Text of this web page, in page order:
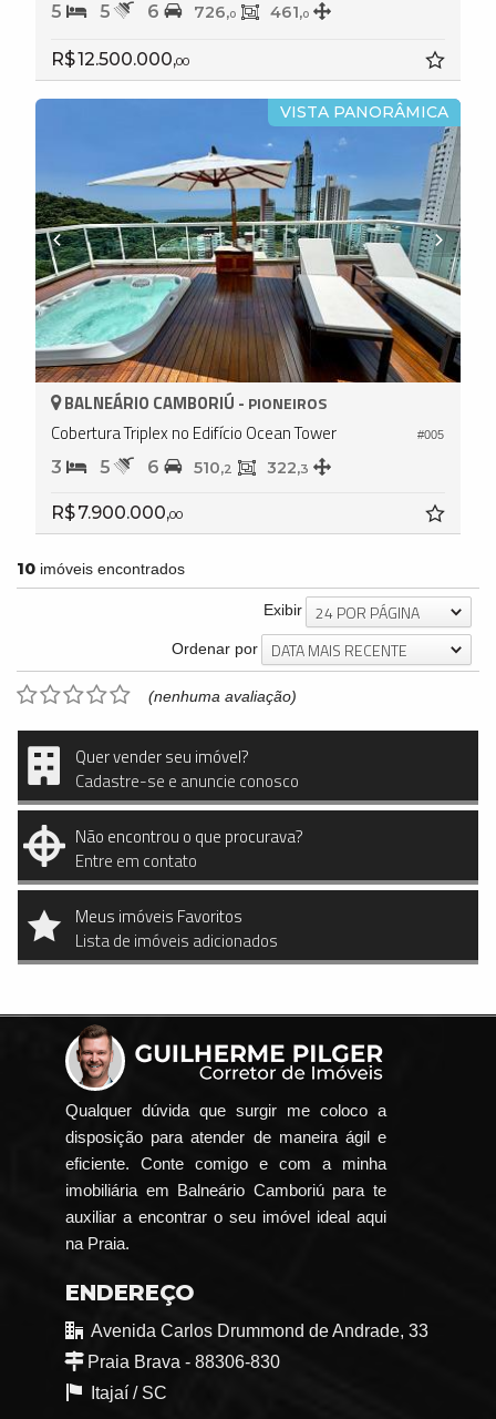
5 5 6 726,0 461,0
R$ 12.500.000,00
VISTA PANORÂMICA
#005
BALNEÁRIO CAMBORIÚ - PIONEIROS
Cobertura Triplex no Edifício Ocean Tower
3 5 6 510,2 322,3
R$ 7.900.000,00
10 imóveis encontrados
Exibir 24 POR PÁGINA
Ordenar por DATA MAIS RECENTE
(nenhuma avaliação)
Quer vender seu imóvel?
Cadastre-se e anuncie conosco
Não encontrou o que procurava?
Entre em contato
Meus imóveis Favoritos
Lista de imóveis adicionados
Qualquer dúvida que surgir me coloco a
disposição para atender de maneira ágil e
eficiente. Conte comigo e com a minha
imobiliária em Balneário Camboriú para te
auxiliar a encontrar o seu imóvel ideal aqui
na Praia.
ENDEREÇO
Avenida Carlos Drummond de Andrade, 33
Praia Brava - 88306-830
Itajaí / SC